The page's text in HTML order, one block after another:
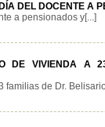
DEL DOCENTE A
a pensionados y[...]
DE VIVIENDA A
familias de Dr.